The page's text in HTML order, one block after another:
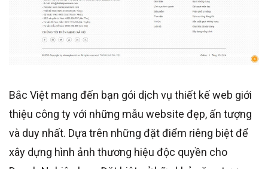
Bắc Việt mang đến bạn gói dịch vụ thiết kế web giới
thiệu công ty với những mẫu website đẹp, ấn tượng
và duy nhất. Dựa trên những đặt điểm riêng biệt để
xây dựng hình ảnh thương hiệu độc quyền cho